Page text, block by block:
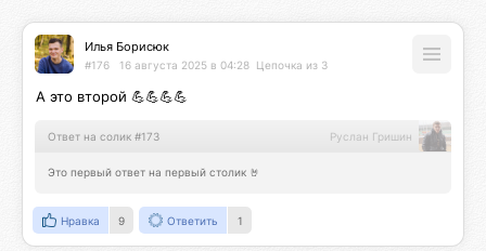
Илья Борисюк
#176 16 августа 2025 в 04:28 Цепочка из 3
А это второй 💪💪💪💪
Ответ на солик #173 Руслан Гришин
Это первый ответ на первый столик 🤘
Нравка 9 Ответить 1